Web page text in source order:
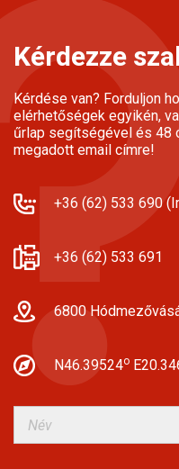
Kérdezze
Kérdése van? Forduljon
elérhetőségek egyikén,
űrlap segítségével és 48
megadott email címre!
+36 (62) 533 690
+36 (62) 533 691
6800
N46.39524o